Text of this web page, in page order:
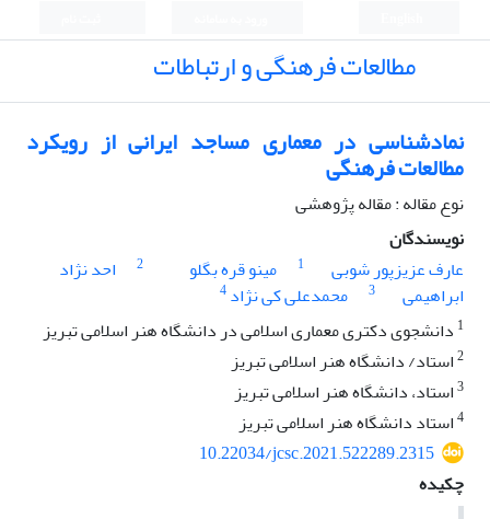
مطالعات فرهنگی و ارتباطات
نماد‌شناسی در معماری مساجد ایرانی از رویکرد
مطالعات فرهنگی
نوع مقاله : مقاله پژوهشی
نویسندگان
عارف عزیزپور شوبی
1 مینو قره بگلو 2
احد نژاد
ابراهیمی
3 محمدعلی کی نژاد4
1 دانشجوی دکتری معماری اسلامی در دانشگاه هنر اسلامی تبریز
2استاد/ دانشگاه هنر اسلامی تبریز
3استاد، دانشگاه هنر اسلامی تبریز
4استاد دانشگاه هنر اسلامی تبریز
10.22034/jcsc.2021.522289.2315
چکیده